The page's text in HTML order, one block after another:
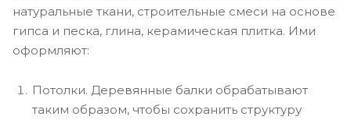
натуральные ткани, строительные смеси на основе
гипса и песка, глина, керамическая плитка. Ими
оформляют:
Потолки. Деревянные балки обрабатывают
таким образом, чтобы сохранить структуру